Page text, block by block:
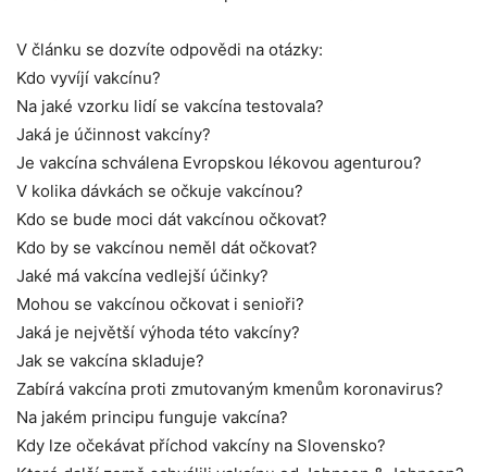
V článku se dozvíte odpovědi na otázky:
Kdo vyvíjí vakcínu?
Na jaké vzorku lidí se vakcína testovala?
Jaká je účinnost vakcíny?
Je vakcína schválena Evropskou lékovou agenturou?
V kolika dávkách se očkuje vakcínou?
Kdo se bude moci dát vakcínou očkovat?
Kdo by se vakcínou neměl dát očkovat?
Jaké má vakcína vedlejší účinky?
Mohou se vakcínou očkovat i senioři?
Jaká je největší výhoda této vakcíny?
Jak se vakcína skladuje?
Zabírá vakcína proti zmutovaným kmenům koronavirus?
Na jakém principu funguje vakcína?
Kdy lze očekávat příchod vakcíny na Slovensko?